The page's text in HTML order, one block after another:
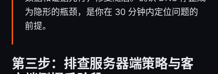
为隐形的瓶颈，是你在 30 分钟内定位问题的
前提。
第三步：排查服务器端策略与客